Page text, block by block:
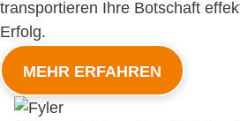
transportieren Ihre Botschaft
Erfolg.
MEHR ERFAHREN